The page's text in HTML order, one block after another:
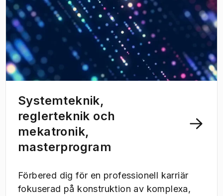
djup teknisk kompetens och ett hållbart
tänkesätt, vilket förbereder dig för en
dynamisk och givande karriär inom
elkraftverksindustrin. Du kommer att lära
dig att designa framtidens elkraftsystem
med hållbarhet som nyckelfokus, inklusive
Systemteknik,
reglerteknik och
mekatronik,
masterprogram
Förbered dig för en professionell karriär
fokuserad på konstruktion av komplexa,